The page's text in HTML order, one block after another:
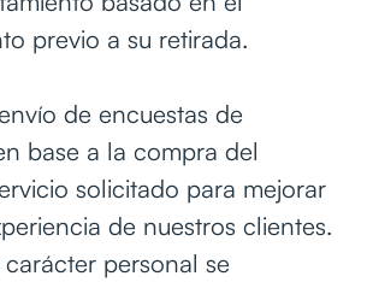
previo a su retirada.
de encuestas de
base a la compra del
solicitado para mejorar
de nuestros clientes.
personal se